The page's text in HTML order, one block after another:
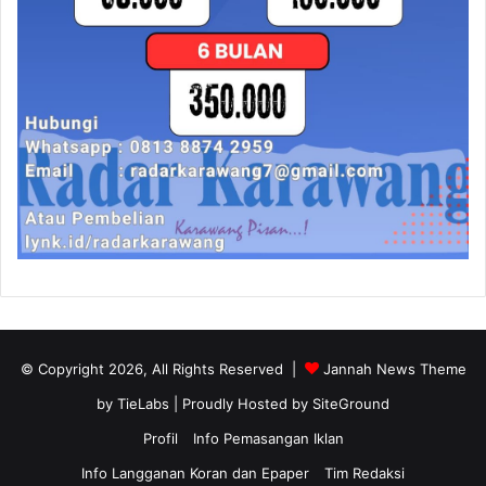
© Copyright 2026, All Rights Reserved |
Jannah News Theme
by TieLabs | Proudly Hosted by SiteGround
Profil
Info Pemasangan Iklan
Info Langganan Koran dan Epaper
Tim Redaksi